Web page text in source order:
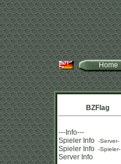
Home
BZFlag
---Info---
Spieler Info -Server-
Spieler Info -Spieler-
Server Info